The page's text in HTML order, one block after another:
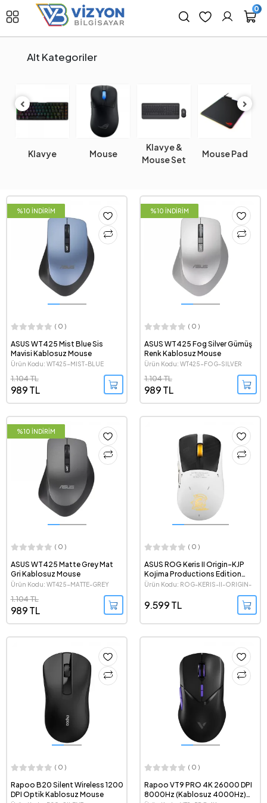
0
Alt Kategoriler
Klavye Mouse
Klavye &
Mouse Set
Mouse Pad
%10 İNDİRİM
( 0 )
ASUS WT425 Mist Blue Sis
Mavisi Kablosuz Mouse
Ürün Kodu: WT425-MIST-BLUE
989 TL
1.104 TL
%10 İNDİRİM
( 0 )
ASUS WT425 Fog Silver Gümüş
Renk Kablosuz Mouse
Ürün Kodu: WT425-FOG-SILVER
989 TL
1.104 TL
%10 İNDİRİM
( 0 )
ASUS WT425 Matte Grey Mat
Gri Kablosuz Mouse
Ürün Kodu: WT425-MATTE-GREY
989 TL
1.104 TL
( 0 )
ASUS ROG Keris II Origin-KJP
Kojima Productions Edition
42000 DPI 8000 Hz Aimpoint
Mouse
Ürün Kodu: ROG-KERIS-II-ORIGIN-
9.599 TL
( 0 )
Rapoo B20 Silent Wireless 1200
DPI Optik Kablosuz Mouse
( 0 )
Rapoo VT9 PRO 4K 26000 DPI
8000Hz (Kablosuz 4000Hz)